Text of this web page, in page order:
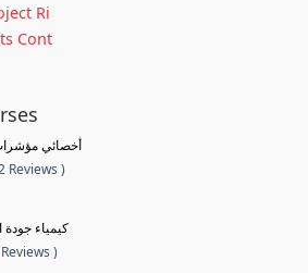
Ri
Cont
أخصائي
Reviews )
كيمياء جودة
)